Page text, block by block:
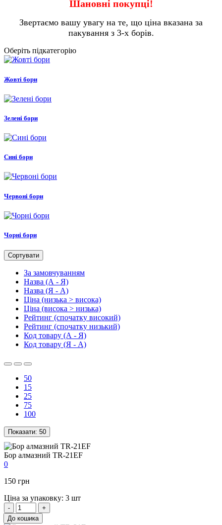
Шановні покупці!
Звертаємо вашу увагу на те, що ціна вказана за
пакування з 3-х борів.
Оберіть підкатегорію
Жовті бори
Зелені бори
Сині бори
Червоні бори
Чорні бори
Сортувати
За замовчуванням
Назва (А - Я)
Назва (Я - А)
Ціна (низька > висока)
Ціна (висока > низька)
Рейтинг (спочатку високий)
Рейтинг (спочатку низький)
Код товару (А - Я)
Код товару (Я - А)
50
15
25
75
100
Показати: 50
Бор алмазний TR-21EF
0
150 грн
Ціна за упаковку: 3 шт
-
+
До кошика